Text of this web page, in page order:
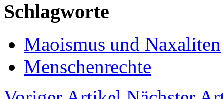
Schlagworte
Maoismus und Naxaliten
Menschenrechte